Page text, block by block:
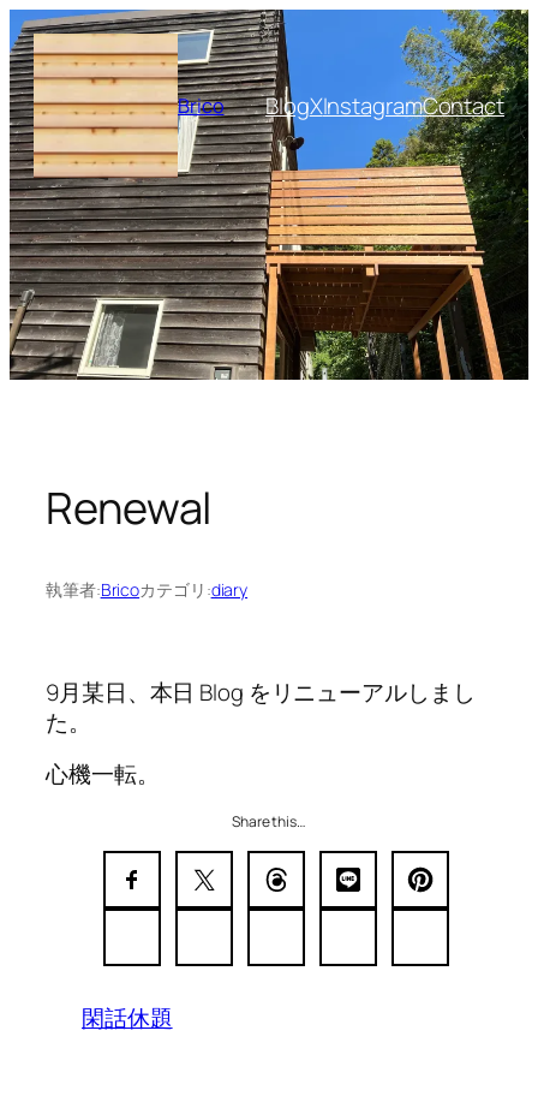
内
容
を
ス
キ
ッ
プ
Brico BlogXInstagramContact
Renewal
執筆者:Bricoカテゴリ:diary
9月某日、本日 Blog をリニューアルしまし
た。
心機一転。
Share this…
閑話休題